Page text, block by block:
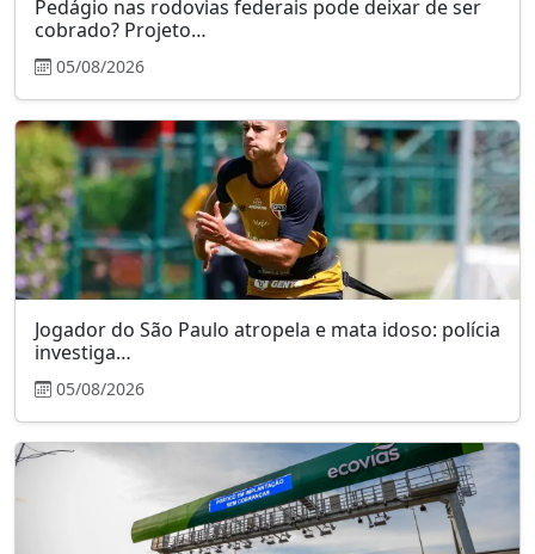
Jogador do São Paulo atropela e mata idoso: polícia
investiga…
05/08/2026